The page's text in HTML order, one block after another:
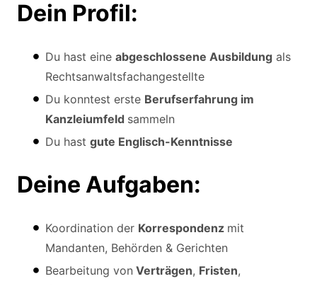
Dein Profil:
Du hast eine abgeschlossene Ausbildung als
Rechtsanwaltsfachangestellte
Du konntest erste Berufserfahrung im
Kanzleiumfeld sammeln
Du hast gute Englisch-Kenntnisse
Deine Aufgaben:
Koordination der Korrespondenz mit
Mandanten, Behörden & Gerichten
Bearbeitung von Verträgen, Fristen,